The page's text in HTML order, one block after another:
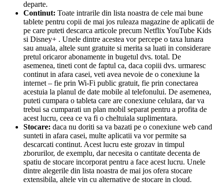
departe.
Continut: Toate intrarile din lista noastra de cele mai bune
tablete pentru copii de mai jos ruleaza magazine de aplicatii de
pe care puteti descarca articole precum Netflix YouTube Kids
si Disney+ . Unele dintre acestea vor percepe o taxa lunara
sau anuala, altele sunt gratuite si merita sa luati in considerare
pretul oricaror abonamente in bugetul dvs. total. De
asemenea, tineti cont de faptul ca, daca copiii dvs. urmaresc
continut in afara casei, veti avea nevoie de o conexiune la
internet – fie prin Wi-Fi public gratuit, fie prin conectarea
acestuia la planul de date mobile al telefonului. De asemenea,
puteti cumpara o tableta care are conexiune celulara, dar va
trebui sa cumparati un plan mobil separat pentru a profita de
acest lucru, ceea ce va fi o cheltuiala suplimentara.
Stocare: daca nu doriti sa va bazati pe o conexiune web cand
sunteti in afara casei, multe aplicatii va vor permite sa
descarcati continut. Acest lucru este grozav in timpul
zborurilor, de exemplu, dar necesita o cantitate decenta de
spatiu de stocare incorporat pentru a face acest lucru. Unele
dintre alegerile din lista noastra de mai jos ofera stocare
extensibila, altele vin cu alternative de stocare in cloud.